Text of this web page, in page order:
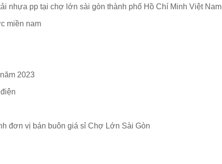
nhựa pp tại chợ lớn sài gòn thành phố Hồ Chí Minh Việt Nam
miền nam
2023
đơn vị bán buôn giá sỉ Chợ Lớn Sài Gòn